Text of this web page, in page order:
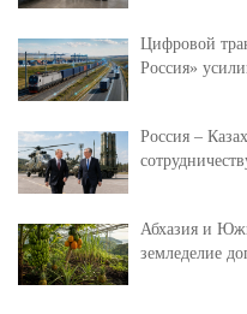
Цифровой
Россия»
Россия –
Абхазия и
земледелие